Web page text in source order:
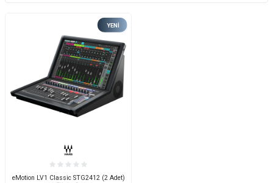
YENI
eMotion LV1 Classic STG2412 (2 Adet)